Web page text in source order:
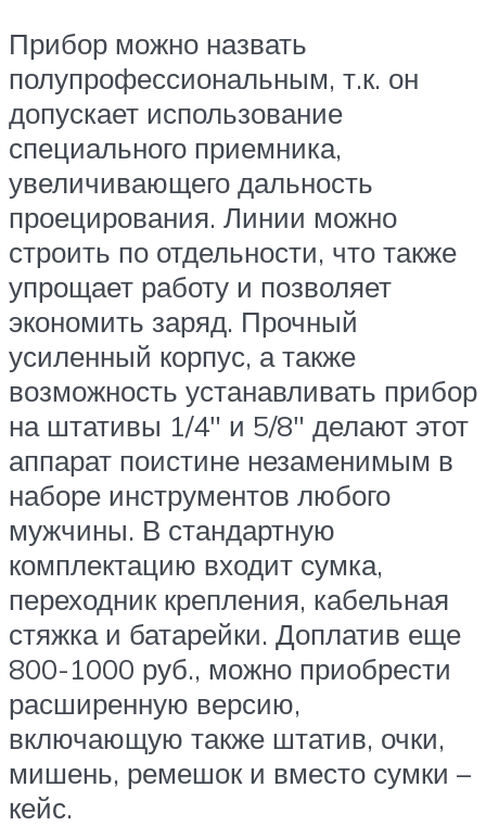
Прибор можно назвать
полупрофессиональным, т.к. он
допускает использование
специального приемника,
увеличивающего дальность
проецирования. Линии можно
строить по отдельности, что также
упрощает работу и позволяет
экономить заряд. Прочный
усиленный корпус, а также
возможность устанавливать прибор
на штативы 1/4″ и 5/8″ делают этот
аппарат поистине незаменимым в
наборе инструментов любого
мужчины. В стандартную
комплектацию входит сумка,
переходник крепления, кабельная
стяжка и батарейки. Доплатив еще
800-1000 руб., можно приобрести
расширенную версию,
включающую также штатив, очки,
мишень, ремешок и вместо сумки –
кейс.